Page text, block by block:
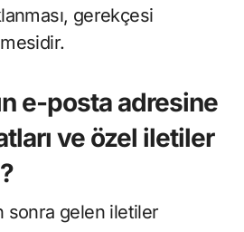
gerekçesi
e-posta adresine
ve özel iletiler
sonra gelen iletiler